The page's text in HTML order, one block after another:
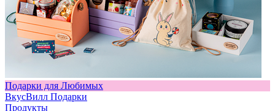
Подарки для Любимых
ВкусВилл Подарки
Продукты